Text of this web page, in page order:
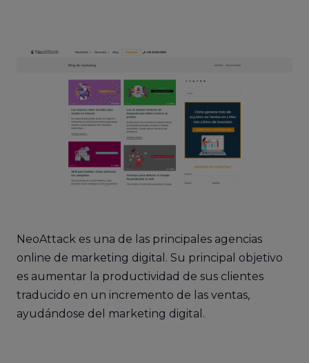
NeoAttack es una de las principales agencias
online de marketing digital. Su principal objetivo
es aumentar la productividad de sus clientes
traducido en un incremento de las ventas,
ayudándose del marketing digital.